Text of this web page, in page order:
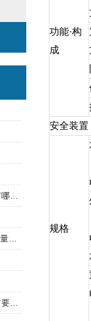
功能·构
成
安全装置
规格